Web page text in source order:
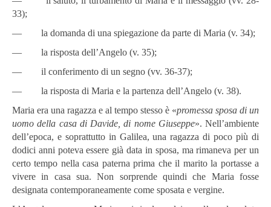
33);
― la domanda di una spiegazione da parte di Maria (v. 34);
― la risposta dell’Angelo (v. 35);
― il conferimento di un segno (vv. 36-37);
― la risposta di Maria e la partenza dell’Angelo (v. 38).
Maria era una ragazza e al tempo stesso è «promessa sposa di un
uomo della casa di Davide, di nome Giuseppe». Nell’ambiente
dell’epoca, e soprattutto in Galilea, una ragazza di poco più di
dodici anni poteva essere già data in sposa, ma rimaneva per un
certo tempo nella casa paterna prima che il marito la portasse a
vivere in casa sua. Non sorprende quindi che Maria fosse
designata contemporaneamente come sposata e vergine.